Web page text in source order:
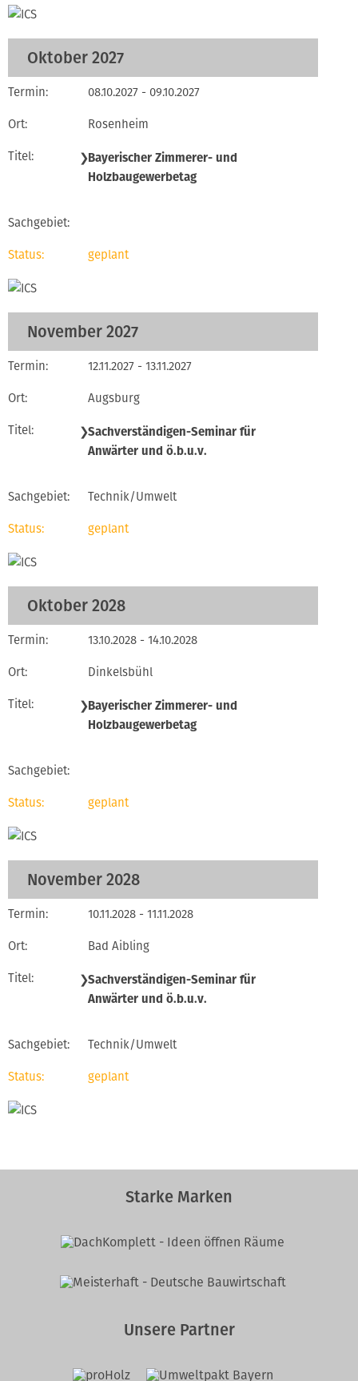
Oktober 2027
08.10.2027 - 09.10.2027
Rosenheim
❯Bayerischer Zimmerer- und
Holzbaugewerbetag
geplant
November 2027
12.11.2027 - 13.11.2027
Augsburg
❯Sachverständigen-Seminar für
Anwärter und ö.b.u.v.
Technik/Umwelt
geplant
Oktober 2028
13.10.2028 - 14.10.2028
Dinkelsbühl
❯Bayerischer Zimmerer- und
Holzbaugewerbetag
geplant
November 2028
10.11.2028 - 11.11.2028
Bad Aibling
❯Sachverständigen-Seminar für
Anwärter und ö.b.u.v.
Technik/Umwelt
geplant
Starke Marken
Unsere Partner